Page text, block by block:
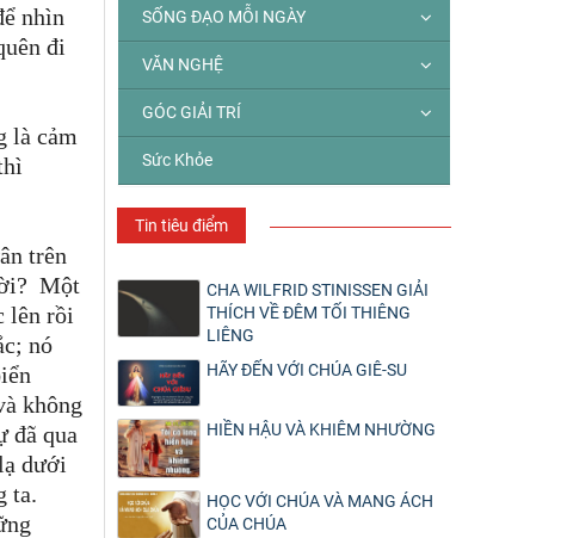
nhìn
đi
là cảm
trên
Một
lên rồi
nó
không
đã qua
dưới
ta.
SỐNG ĐẠO MỖI NGÀY
VĂN NGHỆ
GÓC GIẢI TRÍ
Sức Khỏe
Tin tiêu điểm
CHA WILFRID STINISSEN GIẢI
THÍCH VỀ ĐÊM TỐI THIÊNG
LIÊNG
HÃY ĐẾN VỚI CHÚA GIÊ-SU
HIỀN HẬU VÀ KHIÊM NHƯỜNG
HỌC VỚI CHÚA VÀ MANG ÁCH
CỦA CHÚA